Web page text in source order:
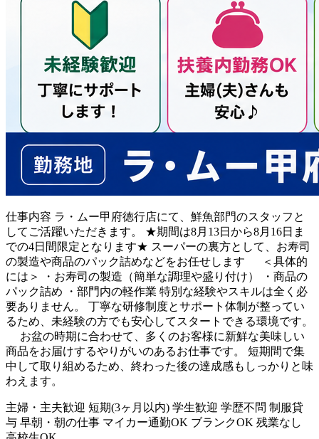
仕事内容 ラ・ムー甲府徳行店にて、鮮魚部門のスタッフと
してご活躍いただきます。 ★期間は8月13日から8月16日ま
での4日間限定となります★ スーパーの裏方として、お寿司
の製造や商品のパック詰めなどをお任せします ＜具体的
には＞ ・お寿司の製造（簡単な調理や盛り付け） ・商品の
パック詰め ・部門内の軽作業 特別な経験やスキルは全く必
要ありません。 丁寧な研修制度とサポート体制が整ってい
るため、未経験の方でも安心してスタートできる環境です。
お盆の時期に合わせて、多くのお客様に新鮮な美味しい
商品をお届けするやりがいのあるお仕事です。 短期間で集
中して取り組めるため、終わった後の達成感もしっかりと味
わえます。
主婦・主夫歓迎 短期(3ヶ月以内) 学生歓迎 学歴不問 制服貸
与 早朝・朝の仕事 マイカー通勤OK ブランクOK 残業なし